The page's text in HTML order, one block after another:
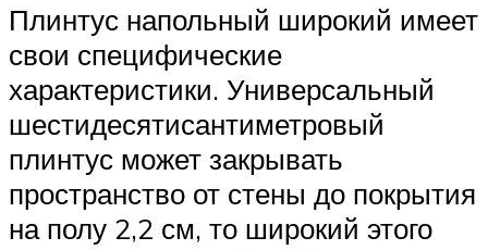
Плинтус напольный широкий имеет
свои специфические
характеристики. Универсальный
шестидесятисантиметровый
плинтус может закрывать
пространство от стены до покрытия
на полу 2,2 см, то широкий этого